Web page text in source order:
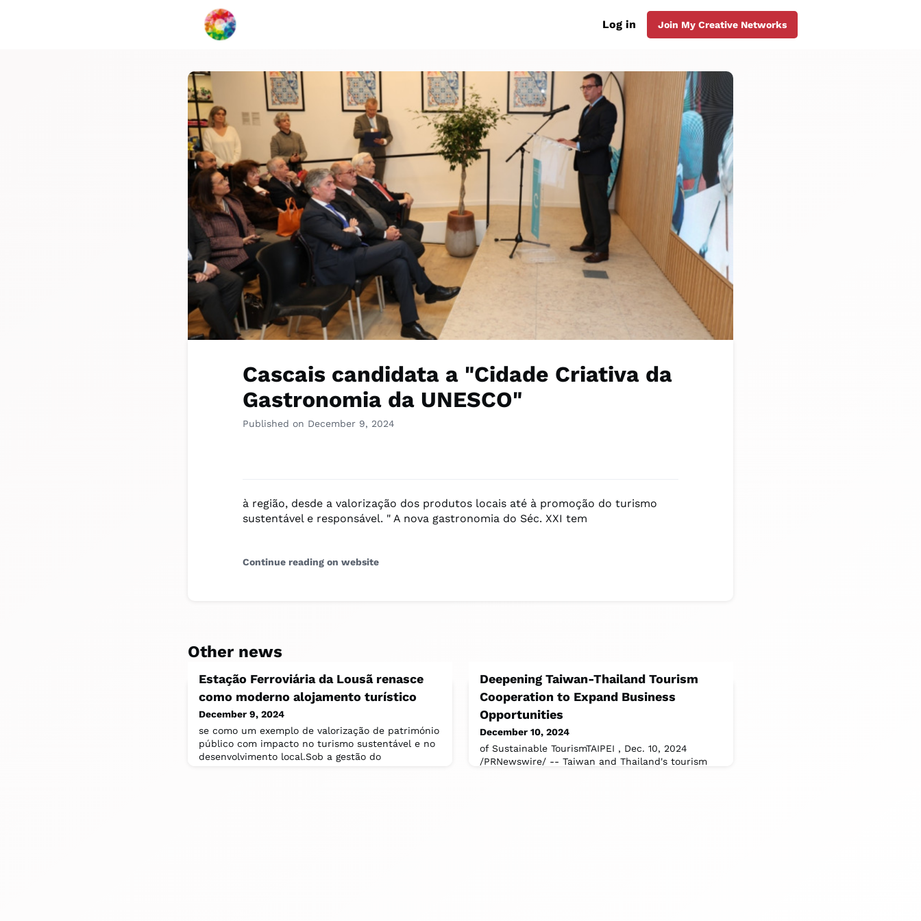
Networks Collaborations More
Log in Join My Creative Networks
Cascais candidata a "Cidade Criativa da
Gastronomia da UNESCO"
Published on December 9, 2024
à região, desde a valorização dos produtos locais até à promoção do turismo
sustentável e responsável. " A nova gastronomia do Séc. XXI tem
Continue reading on website
Other news
Estação Ferroviária da Lousã renasce
como moderno alojamento turístico
December 9, 2024
se como um exemplo de valorização de património
público com impacto no turismo sustentável e no
desenvolvimento local.Sob a gestão do
Deepening Taiwan-Thailand Tourism
Cooperation to Expand Business
Opportunities
December 10, 2024
of Sustainable TourismTAIPEI , Dec. 10, 2024
/PRNewswire/ -- Taiwan and Thailand's tourism